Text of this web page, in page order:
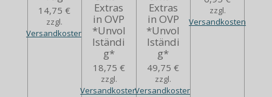
14,75 €
zzgl.
Versandkosten
Extras
in OVP
*Unvol
lständi
g*
18,75 €
zzgl.
Versandkosten
Extras
in OVP
*Unvol
lständi
g*
49,75 €
zzgl.
Versandkosten
zzgl.
Versandkosten